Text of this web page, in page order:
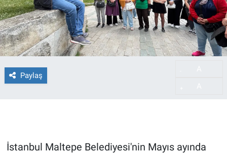
Paylaş
İstanbul Maltepe Belediyesi'nin Mayıs ayında
Haber Arşivi